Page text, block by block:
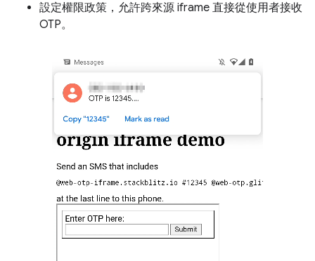
設定權限政策，允許跨來源 iframe 直接從使用者接收
OTP。